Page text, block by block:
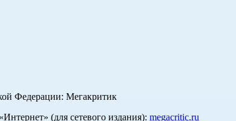
Федерации: Мегакритик
(для сетевого издания): megacritic.ru